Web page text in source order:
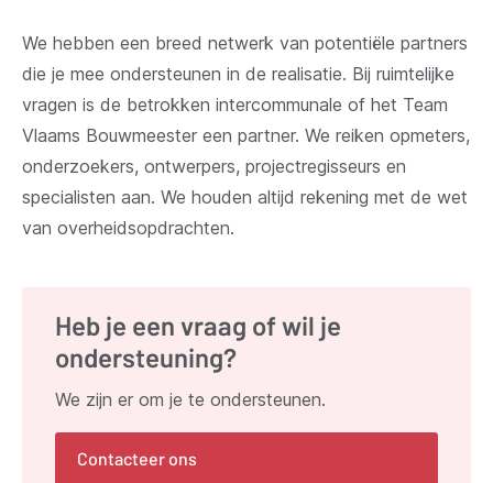
We hebben een breed netwerk van potentiële partners
die je mee ondersteunen in de realisatie. Bij ruimtelijke
vragen is de betrokken intercommunale of het Team
Vlaams Bouwmeester een partner. We reiken opmeters,
onderzoekers, ontwerpers, projectregisseurs en
specialisten aan. We houden altijd rekening met de wet
van overheidsopdrachten.
Heb je een vraag of wil je
ondersteuning?
We zijn er om je te ondersteunen.
Contacteer ons